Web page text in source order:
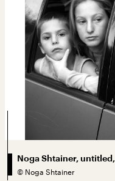
Noga Shtainer,
© Noga Shtainer